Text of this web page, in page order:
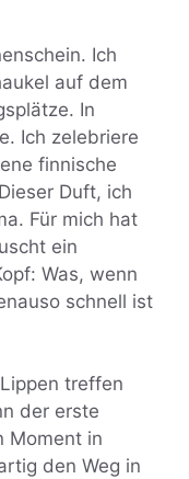
Ich
auf dem
In
Ich zelebriere
finnische
Duft, ich
Für mich hat
ein
Was, wenn
schnell ist
treffen
der erste
Moment in
den Weg in